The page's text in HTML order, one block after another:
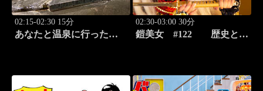
02:15-02:30 15分
あなたと温泉に行った
02:30-03:00 30分
鎧美女 #122 歴史と甲